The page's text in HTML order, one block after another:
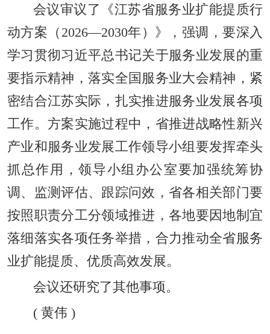
会议审议了《江苏省服务业扩能提质行
动方案（2026—2030年）》，强调，要深入
学习贯彻习近平总书记关于服务业发展的重
要指示精神，落实全国服务业大会精神，紧
密结合江苏实际，扎实推进服务业发展各项
工作。方案实施过程中，省推进战略性新兴
产业和服务业发展工作领导小组要发挥牵头
抓总作用，领导小组办公室要加强统筹协
调、监测评估、跟踪问效，省各相关部门要
按照职责分工分领域推进，各地要因地制宜
落细落实各项任务举措，合力推动全省服务
业扩能提质、优质高效发展。
会议还研究了其他事项。
( 黄伟 )